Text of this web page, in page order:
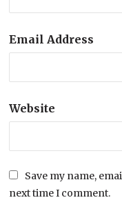
Email Address
Website
Save my name,
next time I comment.